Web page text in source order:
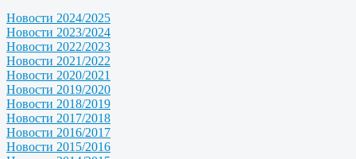
Новости 2024/2025
Новости 2023/2024
Новости 2022/2023
Новости 2021/2022
Новости 2020/2021
Новости 2019/2020
Новости 2018/2019
Новости 2017/2018
Новости 2016/2017
Новости 2015/2016